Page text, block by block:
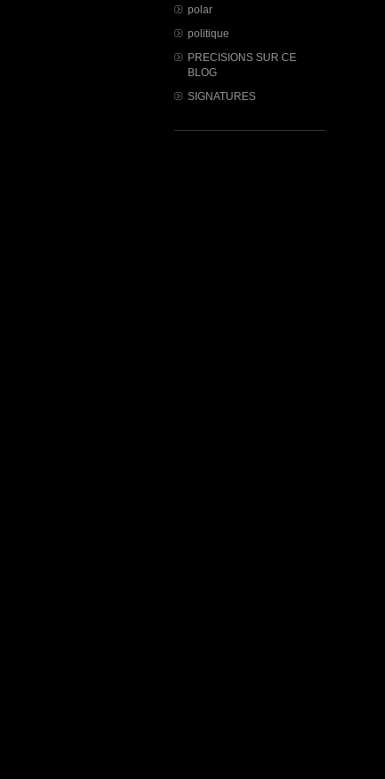
polar
politique
PRECISIONS SUR CE
BLOG
SIGNATURES